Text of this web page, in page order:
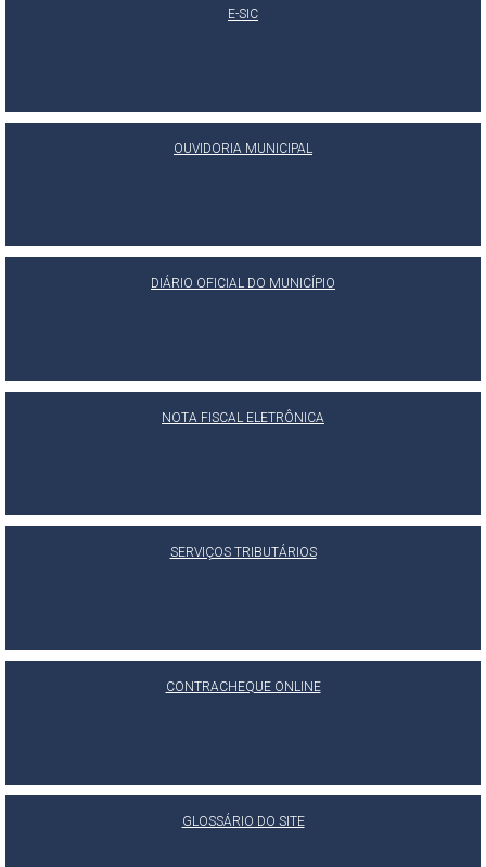
E-SIC
OUVIDORIA MUNICIPAL
DIÁRIO OFICIAL DO MUNICÍPIO
NOTA FISCAL ELETRÔNICA
SERVIÇOS TRIBUTÁRIOS
CONTRACHEQUE ONLINE
GLOSSÁRIO DO SITE